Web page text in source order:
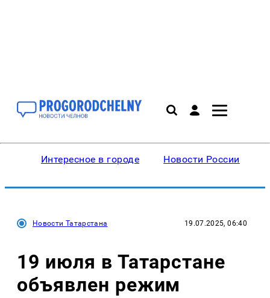
Интересное в городе Новости России
Новости Татарстана 19.07.2025, 06:40
19 июля в Татарстане
объявлен режим